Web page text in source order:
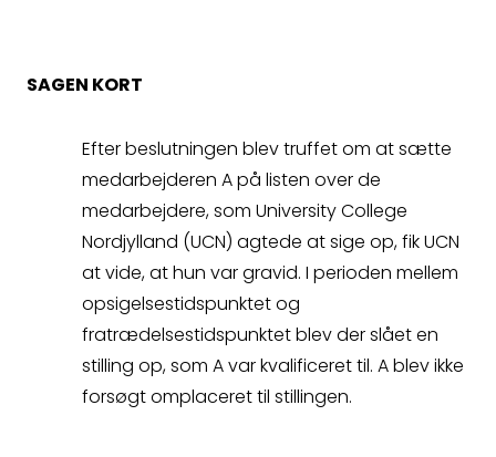
Spørgsmål
Erstatningsopgørelse
Kontakt
SAGEN KORT
Efter beslutningen blev truffet om at sætte
medarbejderen A på listen over de
medarbejdere, som University College
Nordjylland (UCN) agtede at sige op, fik UCN
at vide, at hun var gravid. I perioden mellem
opsigelsestidspunktet og
fratrædelsestidspunktet blev der slået en
stilling op, som A var kvalificeret til. A blev ikke
forsøgt omplaceret til stillingen.